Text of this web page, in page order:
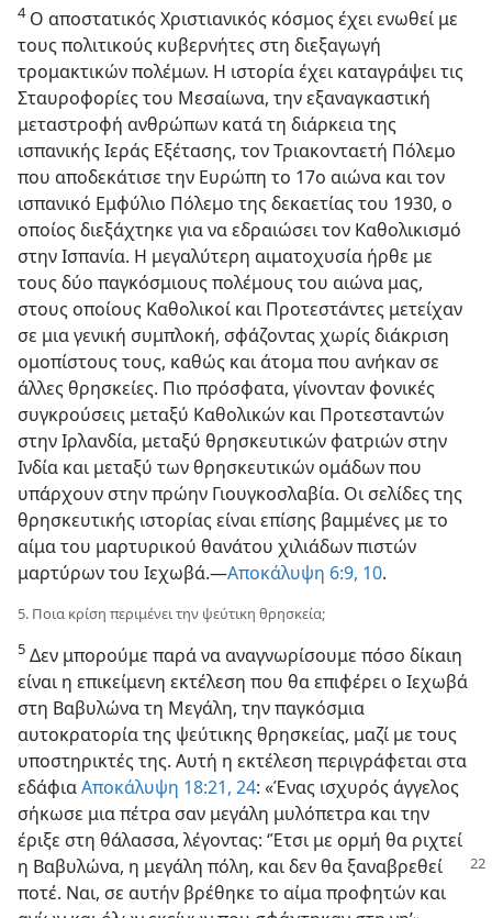
4Ο αποστατικός Χριστιανικός κόσμος έχει ενωθεί με
τους πολιτικούς κυβερνήτες στη διεξαγωγή
τρομακτικών πολέμων. Η ιστορία έχει καταγράψει τις
Σταυροφορίες του Μεσαίωνα, την εξαναγκαστική
μεταστροφή ανθρώπων κατά τη διάρκεια της
ισπανικής Ιεράς Εξέτασης, τον Τριακονταετή Πόλεμο
που αποδεκάτισε την Ευρώπη το 17ο αιώνα και τον
ισπανικό Εμφύλιο Πόλεμο της δεκαετίας του 1930, ο
οποίος διεξάχτηκε για να εδραιώσει τον Καθολικισμό
στην Ισπανία. Η μεγαλύτερη αιματοχυσία ήρθε με
τους δύο παγκόσμιους πολέμους του αιώνα μας,
στους οποίους Καθολικοί και Προτεστάντες μετείχαν
σε μια γενική συμπλοκή, σφάζοντας χωρίς διάκριση
ομοπίστους τους, καθώς και άτομα που ανήκαν σε
άλλες θρησκείες. Πιο πρόσφατα, γίνονταν φονικές
συγκρούσεις μεταξύ Καθολικών και Προτεσταντών
στην Ιρλανδία, μεταξύ θρησκευτικών φατριών στην
Ινδία και μεταξύ των θρησκευτικών ομάδων που
υπάρχουν στην πρώην Γιουγκοσλαβία. Οι σελίδες της
θρησκευτικής ιστορίας είναι επίσης βαμμένες με το
αίμα του μαρτυρικού θανάτου χιλιάδων πιστών
μαρτύρων του Ιεχωβά.—Αποκάλυψη 6:9, 10.
5. Ποια κρίση περιμένει την ψεύτικη θρησκεία;
5 Δεν μπορούμε παρά να αναγνωρίσουμε πόσο δίκαιη
είναι η επικείμενη εκτέλεση που θα επιφέρει ο Ιεχωβά
στη Βαβυλώνα τη Μεγάλη, την παγκόσμια
αυτοκρατορία της ψεύτικης θρησκείας, μαζί με τους
υποστηρικτές της. Αυτή η εκτέλεση περιγράφεται στα
εδάφιαΑποκάλυψη 18:21, 24: «Ένας ισχυρός άγγελος
σήκωσε μια πέτρα σαν μεγάλη μυλόπετρα και την
έριξε στη θάλασσα, λέγοντας: ‘Έτσι με ορμή θα ριχτεί
η Βαβυλώνα, η μεγάλη πόλη, και δεν θα ξαναβρεθεί
ποτέ. Ναι, σε αυτήν βρέθηκε το αίμα προφητών και